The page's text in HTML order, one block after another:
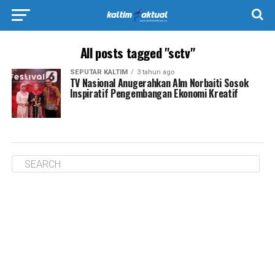
All posts tagged "sctv"
SEPUTAR KALTIM 3 tahun ago
TV Nasional Anugerahkan Alm Norbaiti Sosok
Inspiratif Pengembangan Ekonomi Kreatif